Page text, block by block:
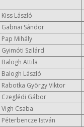
Kiss László
Gabnai Sándor
Pap Mihály
Gyimóti Szilárd
Balogh Attila
Balogh László
Rabotka György Viktor
Czeglédi Gábor
Vigh Csaba
Péterbencze István